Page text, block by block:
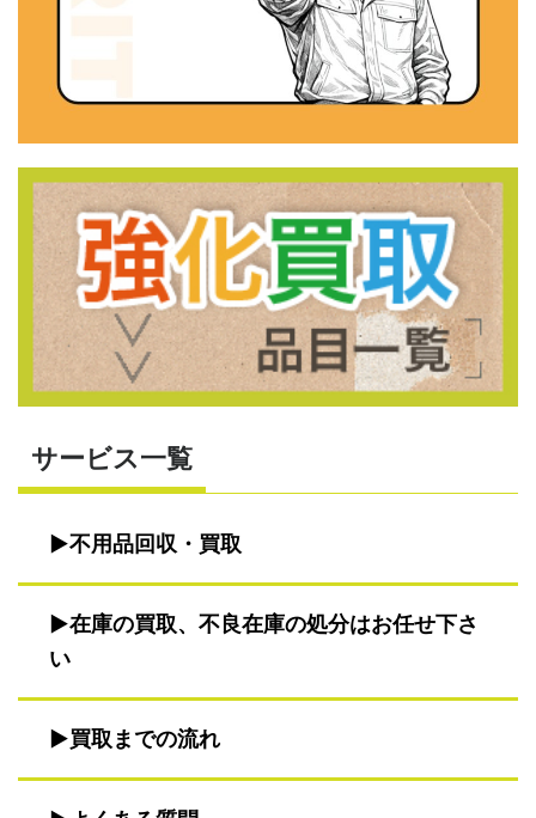
サービス一覧
不用品回収・買取
在庫の買取、不良在庫の処分はお任せ下さ
い
買取までの流れ